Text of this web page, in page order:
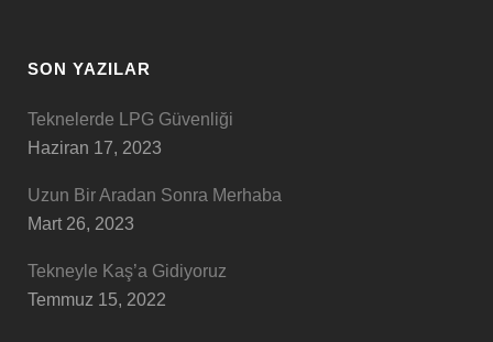
SON YAZILAR
Teknelerde LPG Güvenliği
Haziran 17, 2023
Uzun Bir Aradan Sonra Merhaba
Mart 26, 2023
Tekneyle Kaş’a Gidiyoruz
Temmuz 15, 2022